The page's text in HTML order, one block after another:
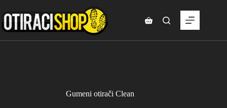
to
content
Shopping
Gumeni otirači Clean